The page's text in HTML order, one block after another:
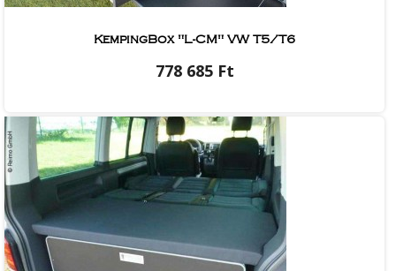
KempingBox "L-CM" VW T5/T6
778 685 Ft